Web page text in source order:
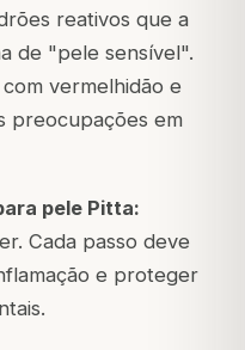
reativos que a
de "pele sensível".
vermelhidão e
preocupações em
pele Pitta:
Cada passo deve
e proteger